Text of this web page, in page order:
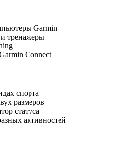
Garmin
тренажеры
Connect
спорта
размеров
статуса
активностей